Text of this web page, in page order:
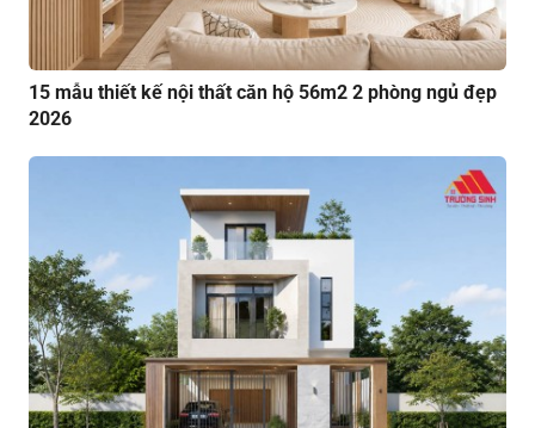
15 mẫu thiết kế nội thất căn hộ 56m2 2 phòng ngủ đẹp
2026